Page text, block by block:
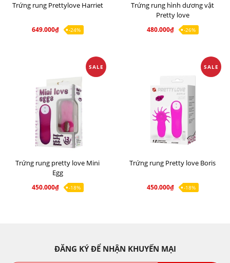
Trứng rung Prettylove Harriet
649.000₫ -24%
Trứng rung hình dương vật
Pretty love
480.000₫ -26%
SALE
Trứng rung pretty love Mini
Egg
450.000₫ -18%
SALE
Trứng rung Pretty love Boris
450.000₫ -18%
ĐĂNG KÝ ĐỂ NHẬN KHUYẾN MẠI